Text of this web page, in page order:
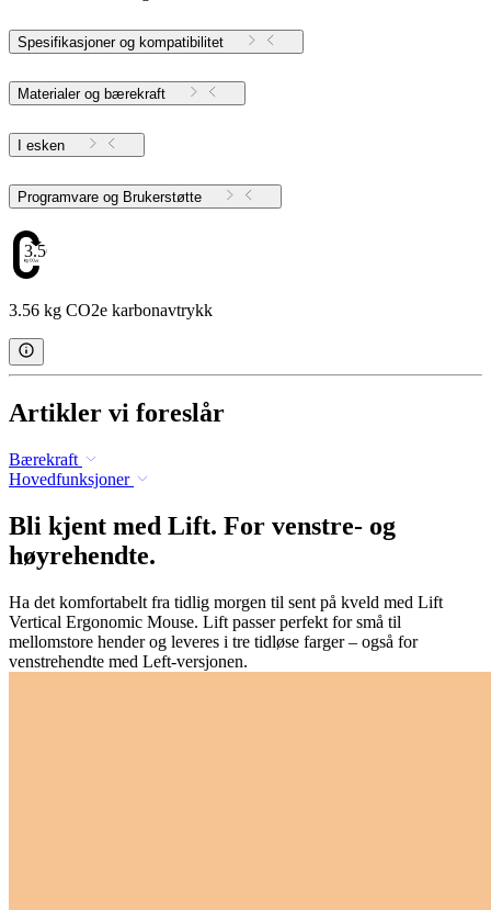
Spesifikasjoner og kompatibilitet
Materialer og bærekraft
I esken
Programvare og Brukerstøtte
3.56
3.56 kg CO2e karbonavtrykk
Artikler vi foreslår
Bærekraft
Hovedfunksjoner
Bli kjent med Lift. For venstre- og
høyrehendte.
Ha det komfortabelt fra tidlig morgen til sent på kveld med Lift
Vertical Ergonomic Mouse. Lift passer perfekt for små til
mellomstore hender og leveres i tre tidløse farger – også for
venstrehendte med Left-versjonen.